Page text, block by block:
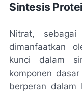
Sintesis
Nitrat,
dimanfaatkan
kunci dalam
komponen
berperan dalam